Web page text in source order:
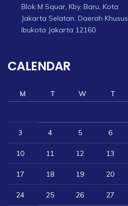
Blok M Squar, Kby. Baru, Kota
Jakarta Selatan, Daerah Khusus
Ibukota Jakarta 12160
CALENDAR
M T W T
3 4 5 6
10 11 12 13
17 18 19 20
24 25 26 27